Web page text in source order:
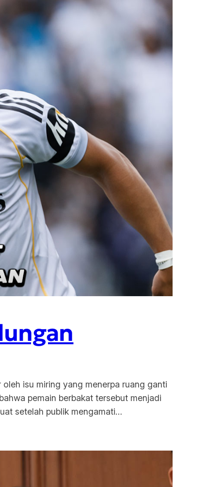
isu miring yang menerpa ruang ganti
pemain berbakat tersebut menjadi
setelah publik mengamati…